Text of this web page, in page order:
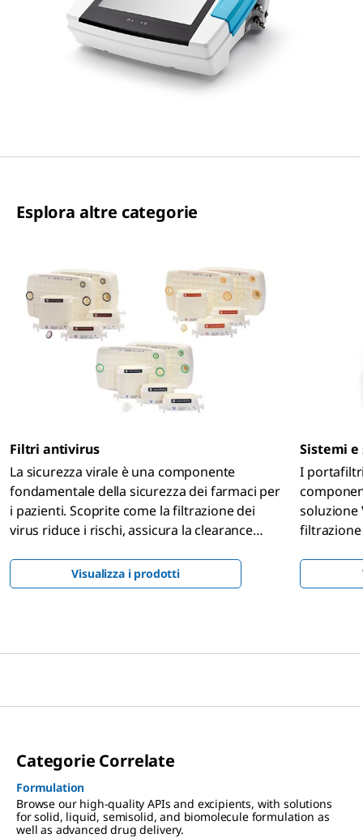
Esplora altre categorie
Filtri antivirus
La sicurezza virale è una componente
fondamentale della sicurezza dei farmaci per
i pazienti. Scoprite come la filtrazione dei
virus riduce i rischi, assicura la clearance
Visualizza i prodotti
Sistemi
I
soluzione
filtrazione
Categorie Correlate
Formulation
Browse our high-quality APIs and excipients, with solutions
for solid, liquid, semisolid, and biomolecule formulation as
well as advanced drug delivery.